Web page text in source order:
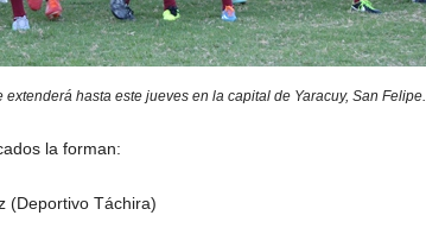
extenderá hasta este jueves en la capital de Yaracuy, San Felipe.
la forman:
(Deportivo Táchira)